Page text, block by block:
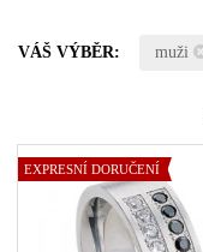
VÁŠ VÝBĚR: muži
EXPRESNÍ DORUČENÍ